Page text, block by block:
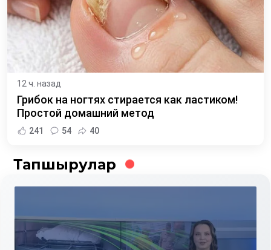
12 ч. назад
Грибок на ногтях стирается как ластиком!
Простой домашний метод
241 54 40
Тапшырулар